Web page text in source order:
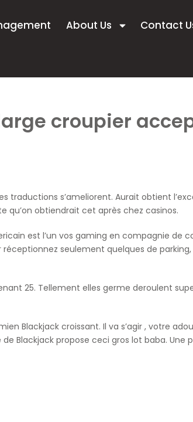
About Us
Contact
croupier
s’ameliorent. Aurait obtient
qu’on obtiendrait cet après chez casinos.
est l’un vos gaming en compagnie de
seulement quelques de
25. Tellement elles germe deroulent
Blackjack croissant. Il va s’agir , votre
Blackjack propose ceci gros lot baba. Une